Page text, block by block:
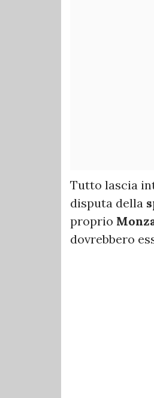
Tutto lascia
disputa della
proprio
dovrebbero